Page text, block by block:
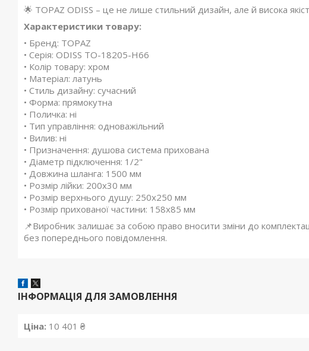
🌟 TOPAZ ODISS – це не лише стильний дизайн, але й висока
Характеристики товару:
• Бренд: TOPAZ
• Серія: ODISS TO-18205-H66
• Колір товару: хром
• Матеріал: латунь
• Стиль дизайну: сучасний
• Форма: прямокутна
• Поличка: ні
• Тип управління: одноважільний
• Вилив: ні
• Призначення: душова система прихована
• Діаметр підключення: 1/2"
• Довжина шланга: 1500 мм
• Розмір лійки: 200x30 мм
• Розмір верхнього душу: 250x250 мм
• Розмір прихованої частини: 158x85 мм
📌Виробник залишає за собою право вносити зміни до
без попереднього повідомлення.
ІНФОРМАЦІЯ ДЛЯ ЗАМОВЛЕННЯ
Ціна: 10 401 ₴